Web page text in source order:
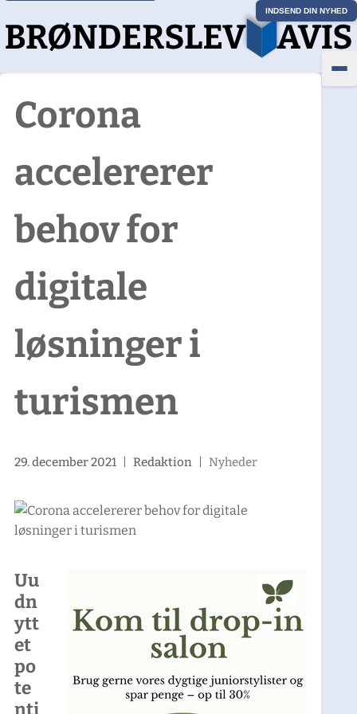
INDSEND DIN NYHED
Corona
accelererer
behov for
digitale
løsninger i
turismen
29. december 2021 |Redaktion |Nyheder
Uu
dn
ytt
et
po
te
nti